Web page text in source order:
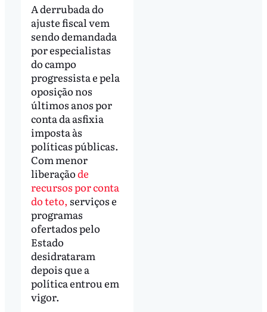
A derrubada do
ajuste fiscal vem
sendo demandada
por especialistas
do campo
progressista e pela
oposição nos
últimos anos por
conta da asfixia
imposta às
políticas públicas.
Com menor
liberaçãode
recursos por conta
do teto, serviços e
programas
ofertados pelo
Estado
desidrataram
depois que a
política entrou em
vigor.